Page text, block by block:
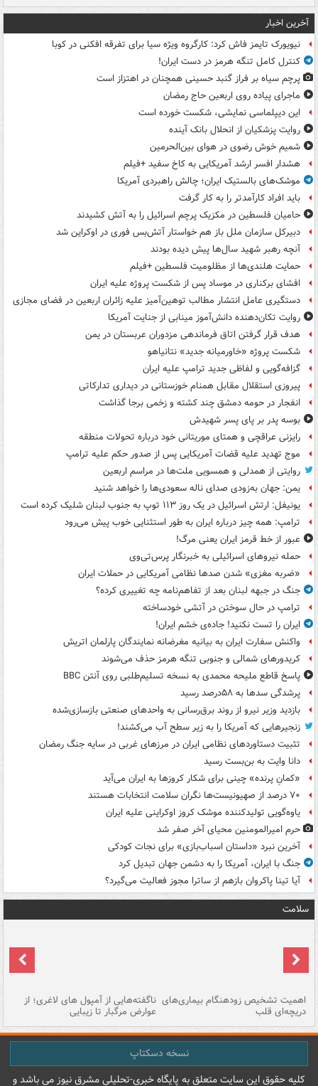
آخرین اخبار
نیویورک تایمز فاش کرد: کارگروه ویژه سیا برای تفرقه افکنی در کوبا
کنترل کامل تنگه هرمز در دست ایران!
پرچم سیاه بر فراز گنبد حسینی همچنان در اهتزاز است
ماجرای پیاده روی اربعین حاج رمضان
این دیپلماسی نمایشی، شکست خورده است
روایت پزشکیان از انحلال بانک آینده
شمیم خوش رضوی در هوای بین‌الحرمین
هشدار افسر ارشد آمریکایی به کاخ سفید +فیلم
موشک‌های بالستیک ایران؛ چالش راهبردی آمریکا
باید افراد کارآمدتر را به کار گرفت
حامیان فلسطین در مکزیک پرچم اسرائیل را به آتش کشیدند
دبیرکل سازمان ملل باز هم خواستار آتش‌بس فوری در اوکراین شد
آنچه رهبر شهید سال‌ها پیش دیده بودند
حمایت هلندی‌ها از مظلومیت فلسطین +فیلم
افشای برکناری در موساد پس از شکست پروژه علیه ایران
دستگیری عامل انتشار مطالب توهین‌آمیز علیه زائران اربعین در فضای مجازی
روایت تکان‌دهنده دانش‌آموز مینابی از جنایت آمریکا
هدف قرار گرفتن اتاق‌ فرماندهی مزدوران عربستان در یمن
شکست پروژه «خاورمیانه جدید» نتانیاهو
گزافه‌گویی و لفاظی جدید ترامپ علیه ایران
پیروزی استقلال مقابل همنام خوزستانی در دیداری تدارکاتی
انفجار در حومه دمشق چند کشته و زخمی برجا گذاشت
بوسه‌ پدر بر پای پسر شهیدش
رایزنی عراقچی و همتای موریتانی خود درباره تحولات منطقه
موج تهدید علیه قضات آمریکایی پس از صدور حکم علیه ترامپ
روایتی از همدلی و همسویی ملت‌ها در مراسم اربعین
یمن: جهان به‌زودی صدای ناله سعودی‌ها را خواهد شنید
یونیفل: ارتش اسرائیل در یک روز ۱۱۳ توپ به جنوب لبنان شلیک کرده است
ترامپ: همه چیز درباره ایران به طور استثنایی خوب پیش می‌رود
عبور از خط قرمز ایران یعنی مرگ!
حمله نیروهای اسرائیلی به خبرنگار پرس‌تی‌وی
«ضربه مغزی» شدن صدها نظامی آمریکایی در حملات ایران
جنگ در جبهه لبنان بعد از تفاهم‌نامه چه تغییری کرده؟
ترامپ در حال سوختن در آتشی خودساخته
ایران را تست نکنید! جاده‌ی خشم ایران!
واکنش سفارت ایران به بیانیه مغرضانه نمایندگان پارلمان اتریش
کریدورهای شمالی و جنوبی تنگه هرمز حذف می‌شوند
پاسخ قاطع ملیحه محمدی به نسخه تسلیم‌طلبی روی آنتن BBC
پرشدگی سدها به ۵۸درصد رسید
بازدید وزیر نیرو از روند برق‌رسانی به واحدهای صنعتی بازسازی‌شده
زنجیرهایی که آمریکا را به زیر سطح آب می‌کشند!
تثبیت دستاوردهای نظامی ایران در مرزهای غربی در سایه جنگ رمضان
دانا وایت به بن‌بست رسید
«کمانِ پرنده» چینی برای شکار کروزها به ایران می‌آید
۷۰ درصد از صهیونیست‌ها نگران سلامت انتخابات هستند
یاوه‌گویی تولیدکننده موشک کروز اوکراینی علیه ایران
حرم امیرالمومنین محیای آخر صفر شد
آخرین نبرد «داستان اسباب‌بازی» برای نجات کودکی
جنگ با ایران، آمریکا را به دشمن جهان تبدیل کرد
آیا تینا پاکروان بازهم از ساترا مجوز فعالیت می‌گیرد؟
سلامت
اهمیت تشخیص زودهنگام بیماری‌های
دریچه‌ای قلب
ناگفته‌هایی از آمپول های لاغری؛ از
عوارض مرگبار تا زیبایی
نسخه دسکتاپ
کليه حقوق اين سايت متعلق به پایگاه خبري-تحليلي مشرق نيوز می باشد و